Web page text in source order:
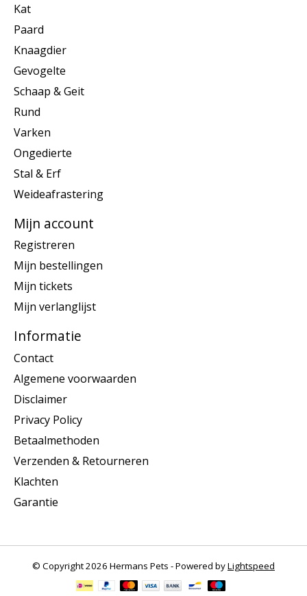
Kat
Paard
Knaagdier
Gevogelte
Schaap & Geit
Rund
Varken
Ongedierte
Stal & Erf
Weideafrastering
Mijn account
Registreren
Mijn bestellingen
Mijn tickets
Mijn verlanglijst
Informatie
Contact
Algemene voorwaarden
Disclaimer
Privacy Policy
Betaalmethoden
Verzenden & Retourneren
Klachten
Garantie
© Copyright 2026 Hermans Pets - Powered byLightspeed